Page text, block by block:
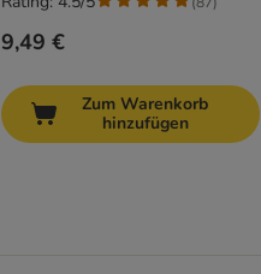
9,49 €
Zum Warenkorb
hinzufügen